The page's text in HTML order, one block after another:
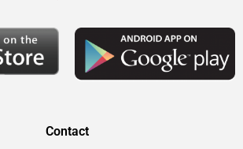
Contact